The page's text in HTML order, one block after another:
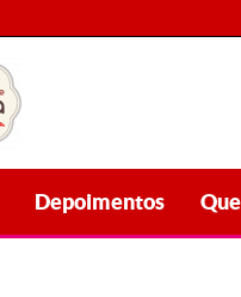
Depoimentos